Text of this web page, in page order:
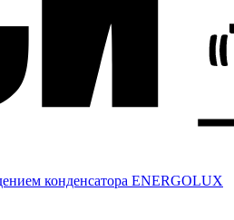
конденсатора ENERGOLUX